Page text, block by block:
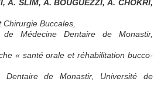
A. SLIM, A. BOUGUEZZI, A. CHOKRI,
Buccales,
de Médecine Dentaire de Monastir,
« santé orale et réhabilitation bucco-
Dentaire de Monastir, Université de